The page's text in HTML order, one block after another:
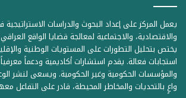
يعمل المركز على إعداد البحوث والدراسات
والاقتصادية، والاجتماعية لمعالجة قضايا الواقع
يختص بتحليل التطورات على المستويات الوطنية
استجابات فعالة. يقدم استشارات أكاديمية ودعماً معرفياً
والمؤسسات الحكومية وغير الحكومية. ويسعى لنشر
واعٍ بالتحديات والمخاطر المحيطة، قادر على التفاعل